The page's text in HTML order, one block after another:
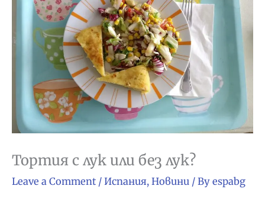
Тортия с лук или без лук?
Leave a Comment / Испания, Новини / By espabg